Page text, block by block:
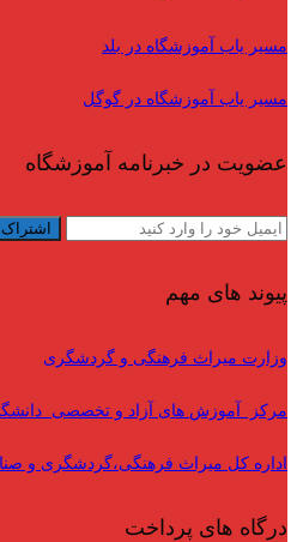
مسیر یاب آموزشگاه در بلد
مسیر یاب آموزشگاه در گوگل
عضویت در خبرنامه آموزشگاه
پیوند های مهم
وزارت میراث فرهنگی و گردشگری
مرکز آموزش های آزاد و تخصصی
اداره کل میراث فرهنگی،گردشگری و
درگاه های پرداخت